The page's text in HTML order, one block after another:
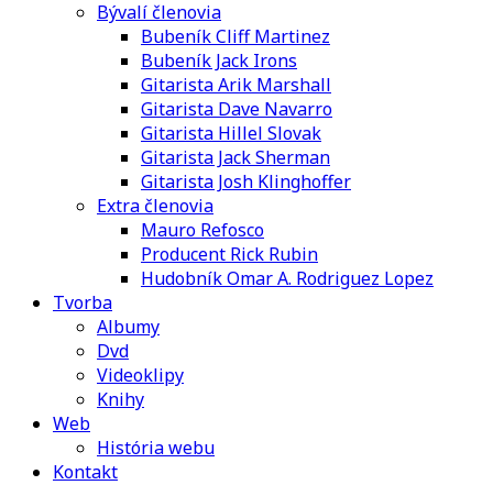
Bývalí členovia
Bubeník Cliff Martinez
Bubeník Jack Irons
Gitarista Arik Marshall
Gitarista Dave Navarro
Gitarista Hillel Slovak
Gitarista Jack Sherman
Gitarista Josh Klinghoffer
Extra členovia
Mauro Refosco
Producent Rick Rubin
Hudobník Omar A. Rodriguez Lopez
Tvorba
Albumy
Dvd
Videoklipy
Knihy
Web
História webu
Kontakt